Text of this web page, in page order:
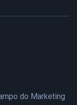
do Marketing